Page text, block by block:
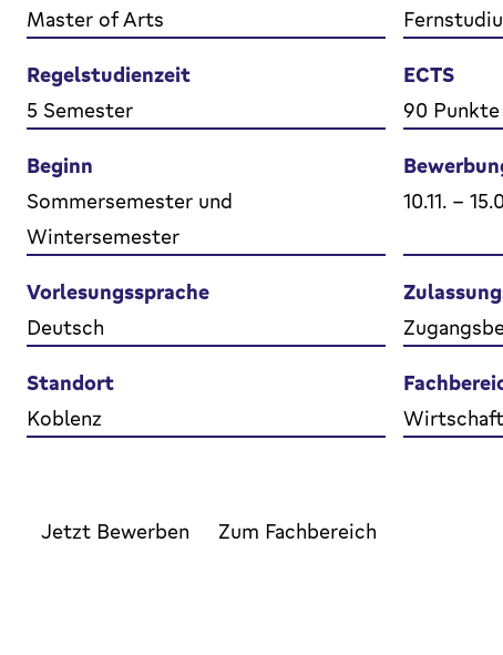
Master of Arts
Regelstudienzeit
5 Semester
ECTS
90 Punkte
Beginn
Sommersemester und
Wintersemester
10.11. -
Vorlesungssprache
Deutsch
Standort
Koblenz
Jetzt Bewerben Zum Fachbereich